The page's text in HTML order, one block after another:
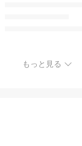
もっと見る